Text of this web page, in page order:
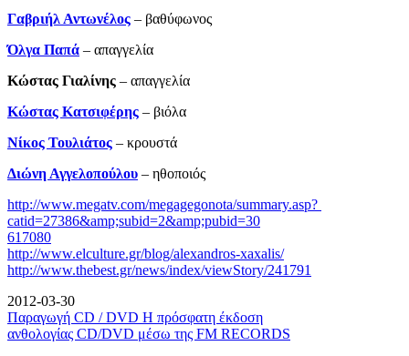
Γαβριήλ Αντωνέλος – βαθύφωνος
Όλγα Παπά – απαγγελία
Κώστας Γιαλίνης ­– απαγγελία
Κώστας Κατσιφέρης – βιόλα
Νίκος Τουλιάτος – κρουστά
Διώνη Αγγελοπούλου – ηθοποιός
http://www.megatv.com/megagegonota/summary.asp?
catid=27386&amp;subid=2&amp;pubid=30
617080
http://www.elculture.gr/blog/alexandros-xaxalis/
http://www.thebest.gr/news/index/viewStory/241791
2012-03-30
Παραγωγή CD / DVD Η πρόσφατη έκδοση
ανθολογίας CD/DVD μέσω της FM RECORDS